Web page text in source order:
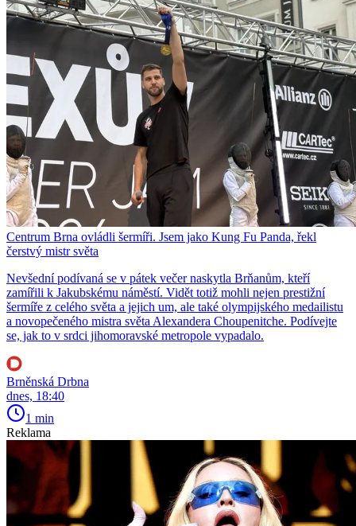
Centrum Brna ovládli šermíři. Jsem jako Kung Fu Panda, řekl
čerstvý mistr světa
Nevšední podívaná se v pátek večer naskytla Brňanům, kteří
zamířili k Jakubskému náměstí. Vidět totiž mohli nejen prestižní
šermíře z celého světa a jejich um, ale také olympijského medailistu
a novopečeného mistra světa Alexandera Choupenitche. Podívejte
se, jak to v srdci jihomoravské metropole vypadalo.
Brněnská Drbna
dnes, 18:40
1 min
Reklama